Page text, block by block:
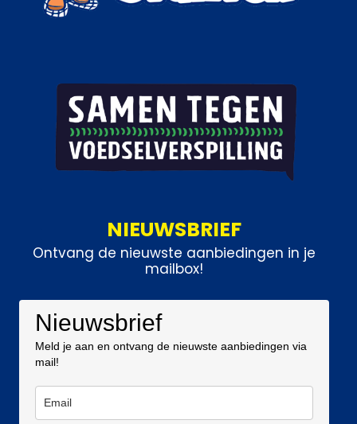
NIEUWSBRIEF
Ontvang de nieuwste aanbiedingen in je
mailbox!
Nieuwsbrief
Meld je aan en ontvang de nieuwste aanbiedingen via
mail!